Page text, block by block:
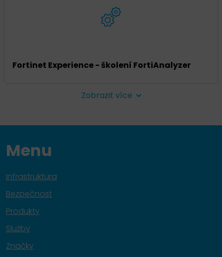
Fortinet Experience - školení FortiAnalyzer
Zobrazit více
Menu
Infrastruktura
Bezpečnost
Produkty
Služby
Značky